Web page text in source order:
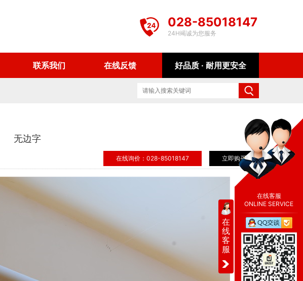
028-85018147
24H竭诚为您服务
联系我们 在线反馈 好品质 · 耐用更安全
无边字
立即购买
在线询价：028-85018147
在
线
客
服
在线客服
ONLINE SERVICE